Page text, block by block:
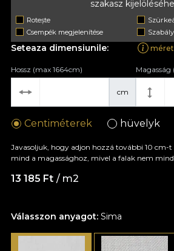
szakasz
Rotește
Csempék megjelenítése
Válasszon anyagot: Sima
Seteaza dimensiunile:
cm
Hossz (max 1664cm)
Centiméterek hüvelyk
Javasoljuk, hogy adjon hozzá további 10 cm-t
mind a magassághoz, mivel a falak nem
13 185 Ft / m2